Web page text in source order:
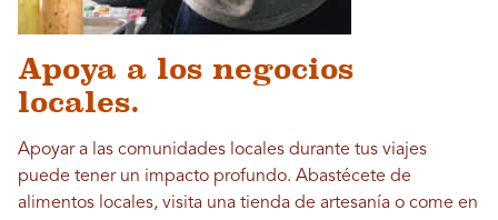
Apoya a los negocios
locales.
Apoyar a las comunidades locales durante tus viajes
puede tener un impacto profundo. Abastécete de
alimentos locales, visita una tienda de artesanía o come en